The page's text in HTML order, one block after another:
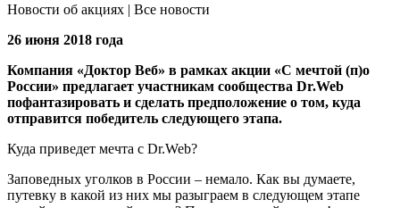
Новости об акциях | Все новости
26 июня 2018 года
Компания «Доктор Веб» в рамках акции «С мечтой (п)о
России» предлагает участникам сообщества Dr.Web
пофантазировать и сделать предположение о том, куда
отправится победитель следующего этапа.
Куда приведет мечта с Dr.Web?
Заповедных уголков в России – немало. Как вы думаете,
путевку в какой из них мы разыграем в следующем этапе